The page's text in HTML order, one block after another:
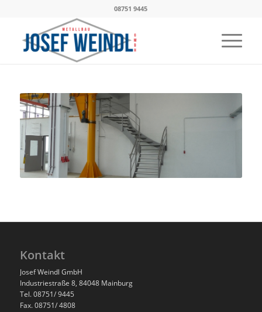
08751 9445
Kontakt
Josef Weindl GmbH
Industriestraße 8, 84048 Mainburg
Tel. 08751/ 9445
Fax. 08751/ 4808